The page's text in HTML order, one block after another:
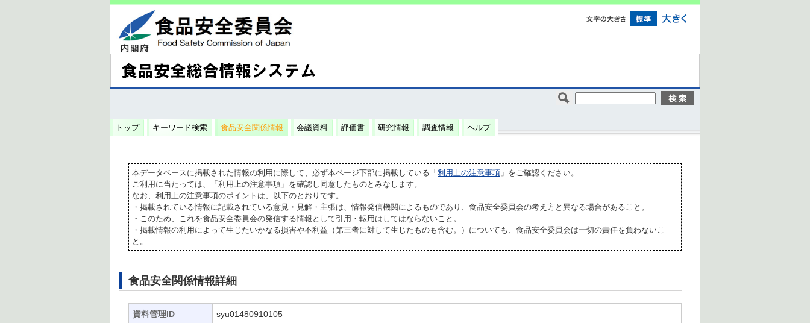
トップ キーワード検索 食品安全関係情報 会議資料 評価書 研究情報 調査情報 ヘルプ
本データベースに掲載された情報の利用に際して、必ず本ページ下部に掲載している「 利用上の注意事項 」をご確認ください。
ご利用に当たっては、「利用上の注意事項」を確認し同意したものとみなします。
なお、利用上の注意事項のポイントは、以下のとおりです。
・掲載されている情報に記載されている意見・見解・主張は、情報発信機関によるものであり、食品安全委員会の考え方と異なる場合があること。
・このため、これを食品安全委員会の発信する情報として引用・転用はしてはならないこと。
・掲載情報の利用によって生じたいかなる損害や不利益（第三者に対して生じたものも含む。）についても、食品安全委員会は一切の責任を負わないこ
と。
食品安全関係情報詳細
資料管理ID syu01480910105